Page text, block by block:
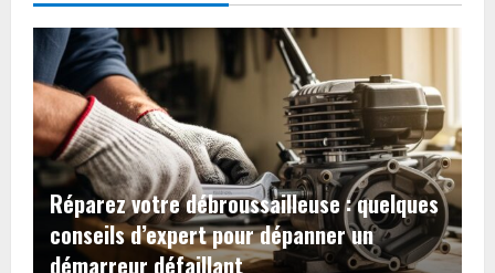
Comment enlever la colle forte sur
aluminium facilement : le guide complet
des solutions naturelles